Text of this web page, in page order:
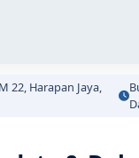
22, Harapan Jaya,